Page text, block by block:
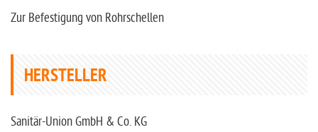
Zur Befestigung von Rohrschellen
HERSTELLER
Sanitär-Union GmbH & Co. KG